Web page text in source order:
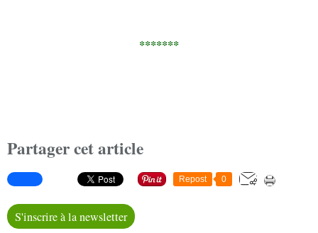
*******
Partager cet article
Repost 0
S'inscrire à la newsletter